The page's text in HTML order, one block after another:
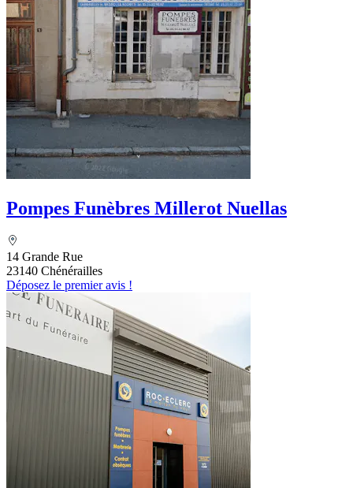
Pompes Funèbres Millerot Nuellas
14 Grande Rue
23140 Chénérailles
Déposez le premier avis !